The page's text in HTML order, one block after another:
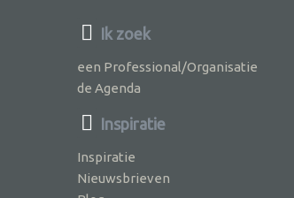
Ik zoek
een Professional/Organisatie
de Agenda
Inspiratie
Inspiratie
Nieuwsbrieven